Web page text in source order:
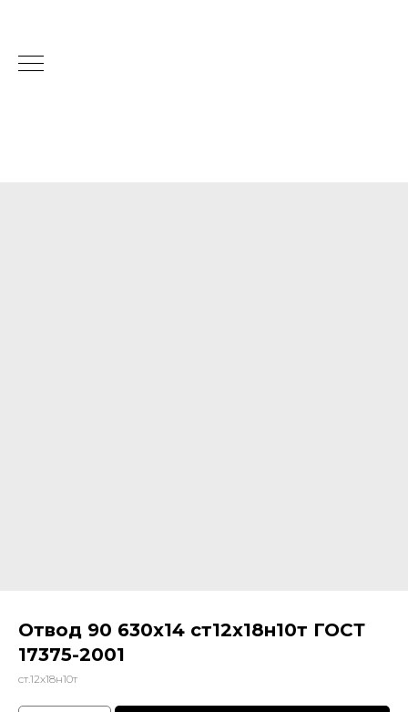
Отвод 90 630х14 ст12х18н10т ГОСТ
17375-2001
ст.12х18н10т